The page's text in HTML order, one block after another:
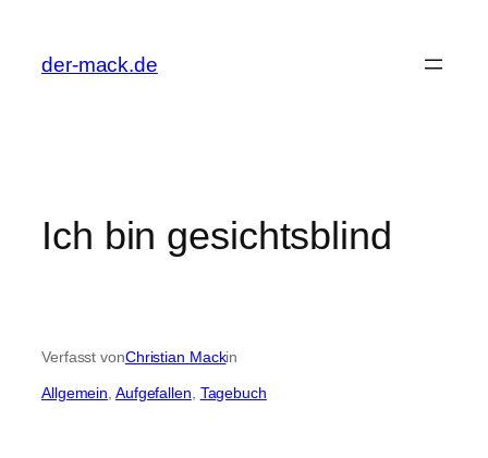
springen
der-mack.de
Ich bin gesichtsblind
Verfasst vonChristian Mackin
Allgemein Aufgefallen Tagebuch